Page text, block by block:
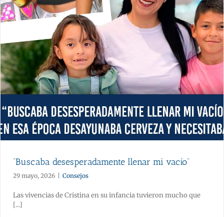
“Buscaba desesperadamente llenar mi vacío”
29 mayo, 2026 Consejos
Las vivencias de Cristina en su infancia tuvieron mucho que
[...]